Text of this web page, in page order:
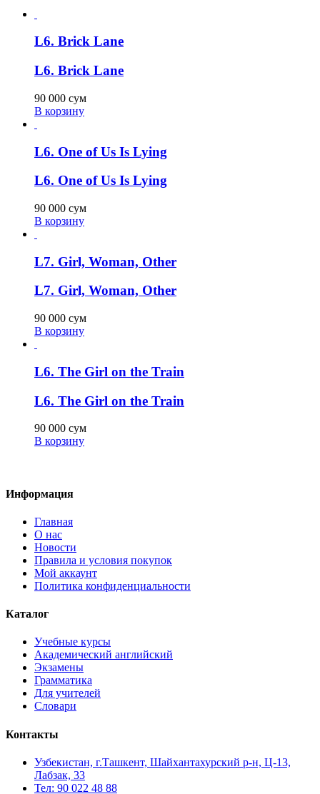
L6. Brick Lane
L6. Brick Lane
90 000 сум
В корзину
L6. One of Us Is Lying
L6. One of Us Is Lying
90 000 сум
В корзину
L7. Girl, Woman, Other
L7. Girl, Woman, Other
90 000 сум
В корзину
L6. The Girl on the Train
L6. The Girl on the Train
90 000 сум
В корзину
Информация
Главная
О нас
Новости
Правила и условия покупок
Мой аккаунт
Политика конфиденциальности
Каталог
Учебные курсы
Академический английский
Экзамены
Грамматика
Для учителей
Словари
Контакты
Узбекистан, г.Ташкент, Шайхантахурский р-н, Ц-13,
Лабзак, 33
Тел: 90 022 48 88